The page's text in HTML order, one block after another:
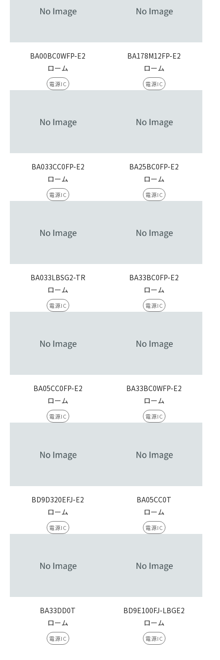
BA00BC0WFP-E2
ローム
電源IC
BA178M12FP-E2
ローム
電源IC
BA033CC0FP-E2
ローム
電源IC
BA25BC0FP-E2
ローム
電源IC
BA033LBSG2-TR
ローム
電源IC
BA33BC0FP-E2
ローム
電源IC
BA05CC0FP-E2
ローム
電源IC
BA33BC0WFP-E2
ローム
電源IC
BD9D320EFJ-E2
ローム
電源IC
BA05CC0T
ローム
電源IC
BA33DD0T
ローム
電源IC
BD9E100FJ-LBGE2
ローム
電源IC